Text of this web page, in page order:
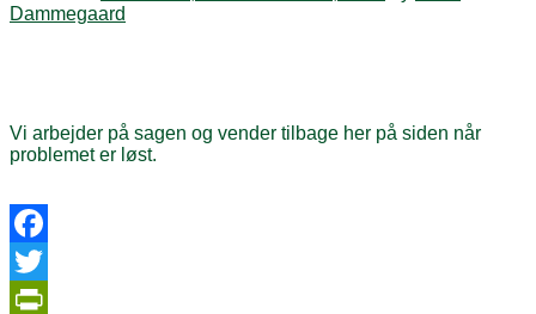
Dammegaard
Vi arbejder på sagen og vender tilbage her på siden når
problemet er løst.
Facebook
Twitter